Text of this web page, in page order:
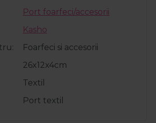
Port foarfeci/accesorii
Kasho
Foarfeci si accesorii
26x12x4cm
Textil
Port textil